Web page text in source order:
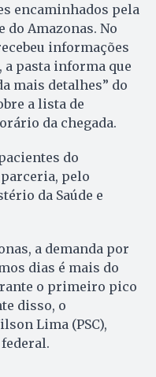
encaminhados pela
do Amazonas. No
informações
a pasta informa que
mais detalhes” do
a lista de
da chegada.
do
pelo
da Saúde e
a demanda por
dias é mais do
o primeiro pico
disso, o
Lima (PSC),